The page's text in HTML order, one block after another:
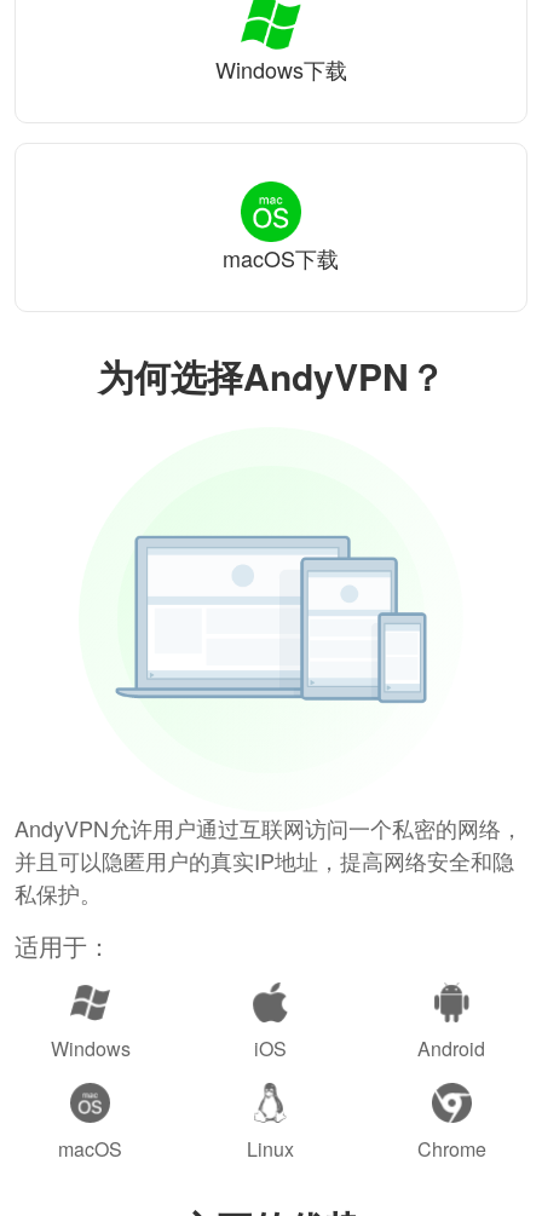
为何选择AndyVPN？
AndyVPN允许用户通过互联网访问一个私密的网络，
并且可以隐匿用户的真实IP地址，提高网络安全和隐
私保护。
适用于：
Windows iOS Android
macOS Linux Chrome
Windows下载
macOS下载